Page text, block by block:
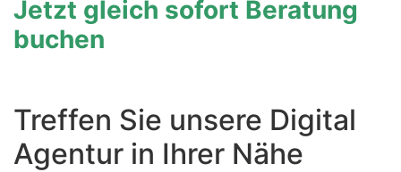
Jetzt gleich sofort Beratung
buchen
Treffen Sie unsere Digital
Agentur in Ihrer Nähe